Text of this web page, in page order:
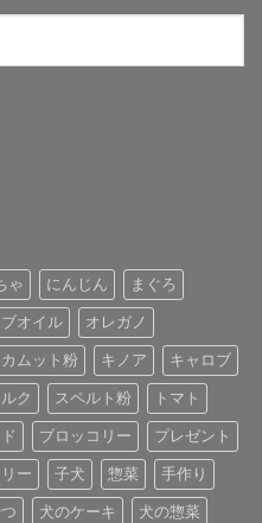
ゃ にんじん まぐろ
オイル オレガノ
カムット粉 キノア キャロブ
ク スペルト粉 トマト
ブロッコリー プレゼント
ー 子犬 惣菜 手作り
犬のケーキ 犬の惣菜